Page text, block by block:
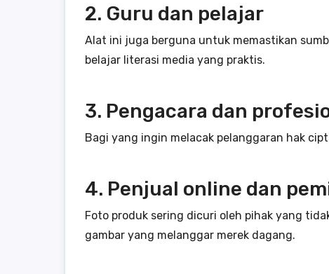
2. Guru dan pelajar
Alat ini juga berguna untuk memastikan
belajar literasi media yang praktis.
3. Pengacara dan
Bagi yang ingin melacak pelanggaran hak
4. Penjual online dan
Foto produk sering dicuri oleh pihak yang
gambar yang melanggar merek dagang.